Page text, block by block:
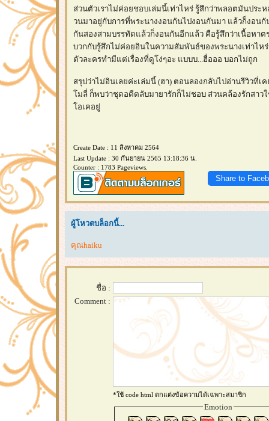
ส่วนตัวเราไม่ค่อยชอบเล่มนี้เท่าไหร่ รู้สึกว่าพลอตมันประ
วนมาอยู่กับการที่พระนางงอนกันไปงอนกันมา แล้วก็งอนกั
กันสองสามบรรทัดแล้วก็งอนกันอีกแล้ว คือรู้สึกว่าเนื้อหาต
บวกกับรู้สึกไม่ค่อยอินในความสัมพันธ์ของพระนางเท่าไห
ตัวละครทำมีแต่เรื่องที่ดูโง่ๆอะ แบบบ...ฮื่อออ บอกไม่ถูก
สรุปว่าไม่อินเลยค่ะเล่มนี้ (ฮา) ตอนลองกลับไปอ่านรีวิวที่เ
มลี่ ก็พบว่าชุดอดีตลับมายารักก็ไม่ชอบ ส่วนคล้องรักสาว
อเคอยู่
Create Date : 11 สิงหาคม 2564
Last Update : 30 กันยายน 2565 13:18:36 น.
Counter : 1783 Pageviews.
Share to
ผู้โหวตบล็อกนี้...
คุณhaiku
ชื่อ :
Comment :
*ใช้ code html ตกแต่งข้อความได้เฉพาะสมาชิก
Emotion